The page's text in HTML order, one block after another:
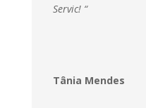
Servic! “
Tânia Mendes